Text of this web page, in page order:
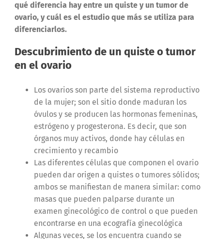
qué diferencia hay entre un quiste y un tumor de
ovario, y cuál es el estudio que más se utiliza para
diferenciarlos.
Descubrimiento de un quiste o tumor
en el ovario
Los ovarios son parte del sistema reproductivo
de la mujer; son el sitio donde maduran los
óvulos y se producen las hormonas femeninas,
estrógeno y progesterona. Es decir, que son
órganos muy activos, donde hay células en
crecimiento y recambio
Las diferentes células que componen el ovario
pueden dar origen a quistes o tumores sólidos;
ambos se manifiestan de manera similar: como
masas que pueden palparse durante un
examen ginecológico de control o que pueden
encontrarse en una ecografía ginecológica
Algunas veces, se los encuentra cuando se